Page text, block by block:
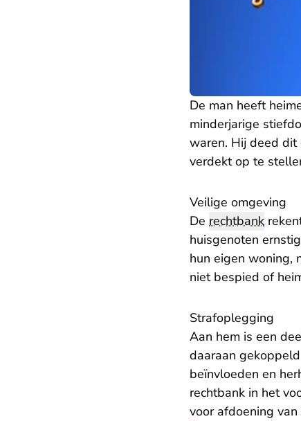
De man heeft
minderjarige
waren. Hij deed dit
verdekt op te
Veilige omgeving
De rechtbank
huisgenoten
hun eigen woning,
niet bespied of
Strafoplegging
Aan hem is een
daaraan
beïnvloeden en
rechtbank in het
voor afdoening van